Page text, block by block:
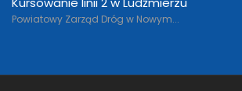
Powiatowy Zarząd Dróg w Nowym...